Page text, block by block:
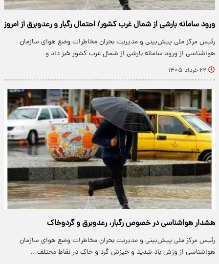
ورود سامانه بارشی از شمال غرب کشور/ احتمال رگبار و رعدوبرق از امروز
رئیس مرکز ملی پیش‌بینی و مدیریت بحران مخاطرات وضع هوای سازمان
هواشناسی از ورود سامانه بارشی از شمال غرب کشور خبر داد و…
۲۲ خرداد ۱۴۰۵
هشدار هواشناسی در خصوص رگبار، رعدوبرق و گردوخاک
رئیس مرکز ملی پیش‌بینی و مدیریت بحران مخاطرات وضع هوای سازمان
هواشناسی از وزش باد شدید و خیزش گرد و خاک در نقاط مختلف…